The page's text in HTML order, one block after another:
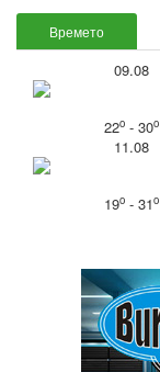
Времето
09.08
22o- 30o
11.08
19o- 31o